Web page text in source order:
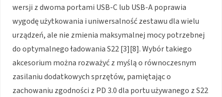
wersji z dwoma portami USB-C lub USB-A poprawia
wygodę użytkowania i uniwersalność zestawu dla wielu
urządzeń, ale nie zmienia maksymalnej mocy potrzebnej
do optymalnego ładowania S22 [3][8]. Wybór takiego
akcesorium można rozważyć z myślą o równoczesnym
zasilaniu dodatkowych sprzętów, pamiętając o
zachowaniu zgodności z PD 3.0 dla portu używanego z S22